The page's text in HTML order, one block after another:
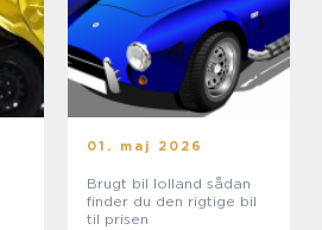
01. maj 2026
Brugt bil lolland sådan
finder du den rigtige bil
til prisen